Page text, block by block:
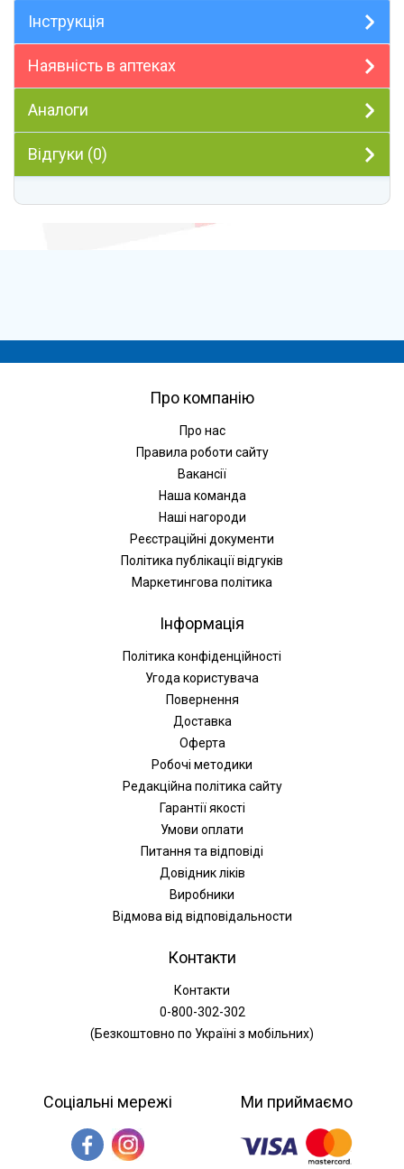
Інструкція
Наявність в аптеках
Аналоги
Відгуки (0)
Про компанію
Про нас
Правила роботи сайту
Вакансії
Наша команда
Наші нагороди
Реєстраційні документи
Політика публікації відгуків
Маркетингова політика
Інформація
Політика конфіденційності
Угода користувача
Повернення
Доставка
Оферта
Робочі методики
Редакційна політика сайту
Гарантії якості
Умови оплати
Питання та відповіді
Довідник ліків
Виробники
Відмова від відповідальности
Контакти
Контакти
0-800-302-302
(Безкоштовно по Україні з мобільних)
Соціальні мережі Ми приймаємо